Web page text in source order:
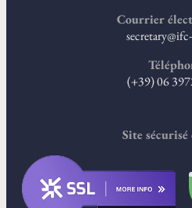
Courrier
(+39) 06
Site